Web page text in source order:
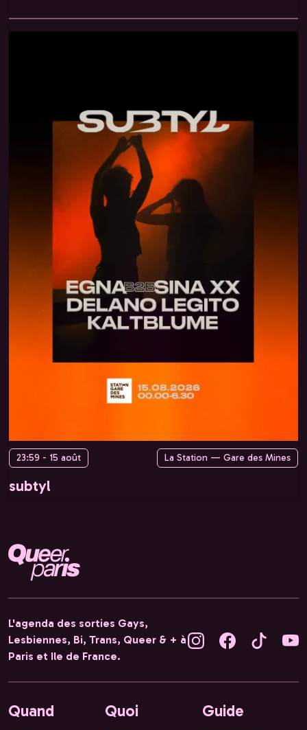
23:59 - 15 août La Station — Gare des Mines
subtyl
L'agenda des sorties Gays,
Lesbiennes, Bi, Trans, Queer & + à
Paris et Ile de France.
Quand Quoi Guide